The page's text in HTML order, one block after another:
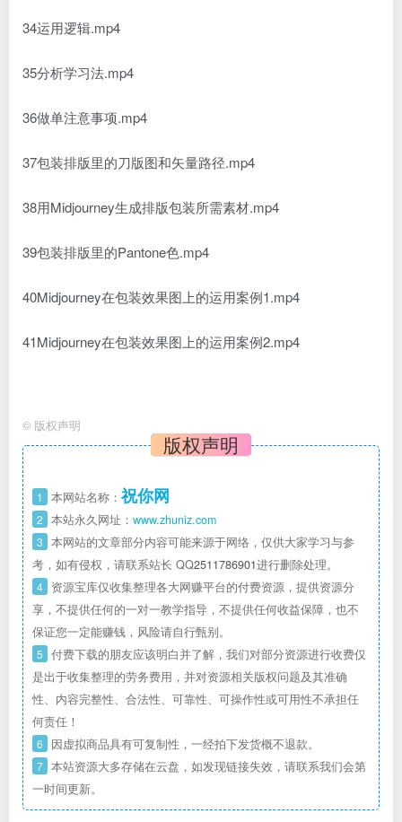
34运用逻辑.mp4
35分析学习法.mp4
36做单注意事项.mp4
37包装排版里的刀版图和矢量路径.mp4
38用Midjourney生成排版包装所需素材.mp4
39包装排版里的Pantone色.mp4
40Midjourney在包装效果图上的运用案例1.mp4
41Midjourney在包装效果图上的运用案例2.mp4
© 版权声明
版权声明
1 本网站名称： 祝你网
2 本站永久网址： www.zhuniz.com
3 本网站的文章部分内容可能来源于网络，仅供大家学习与参
考，如有侵权，请联系站长 QQ2511786901进行删除处理。
4 资源宝库仅收集整理各大网赚平台的付费资源，提供资源分
享，不提供任何的一对一教学指导，不提供任何收益保障，也不
保证您一定能赚钱，风险请自行甄别。
5 付费下载的朋友应该明白并了解，我们对部分资源进行收费仅
是出于收集整理的劳务费用，并对资源相关版权问题及其准确
性、内容完整性、合法性、可靠性、可操作性或可用性不承担任
何责任！
6 因虚拟商品具有可复制性，一经拍下发货概不退款。
7 本站资源大多存储在云盘，如发现链接失效，请联系我们会第
一时间更新。